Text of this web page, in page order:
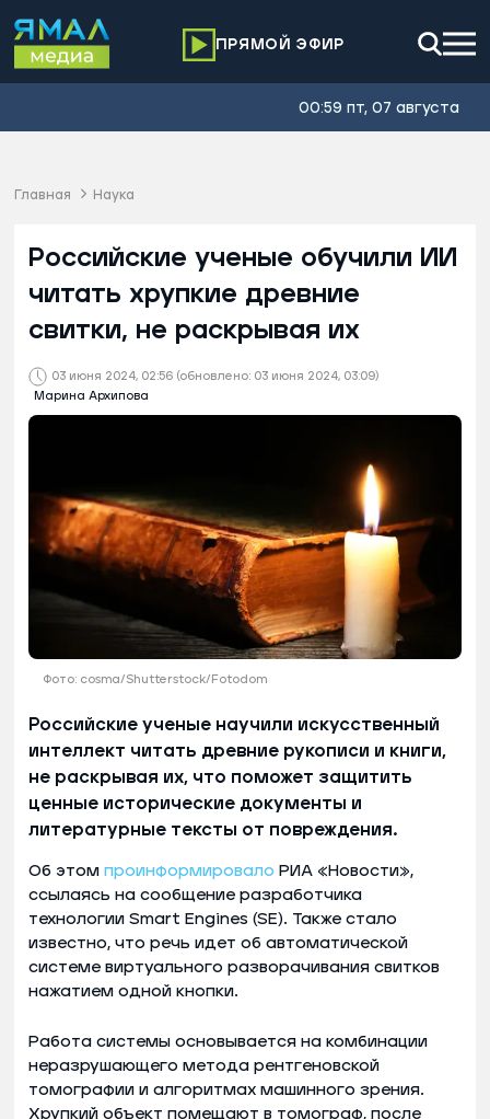
ПРЯМОЙ ЭФИР
00:59 пт, 07 августа
Главная Наука
03 июня 2024, 02:56 (обновлено: 03 июня 2024, 03:09)
Марина Архипова
Российские ученые обучили ИИ
читать хрупкие древние
свитки, не раскрывая их
Фото: cosma/Shutterstock/Fotodom
Российские ученые научили искусственный
интеллект читать древние рукописи и книги,
не раскрывая их, что поможет защитить
ценные исторические документы и
литературные тексты от повреждения.
Об этом проинформировало РИА «Новости»,
ссылаясь на сообщение разработчика
технологии Smart Engines (SE). Также стало
известно, что речь идет об автоматической
системе виртуального разворачивания свитков
нажатием одной кнопки.
Работа системы основывается на комбинации
неразрушающего метода рентгеновской
томографии и алгоритмах машинного зрения.
Хрупкий объект помещают в томограф, после